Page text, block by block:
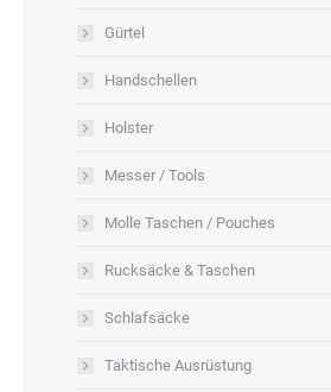
Gürtel
Handschellen
Holster
Messer / Tools
Molle Taschen / Pouches
Rucksäcke & Taschen
Schlafsäcke
Taktische Ausrüstung